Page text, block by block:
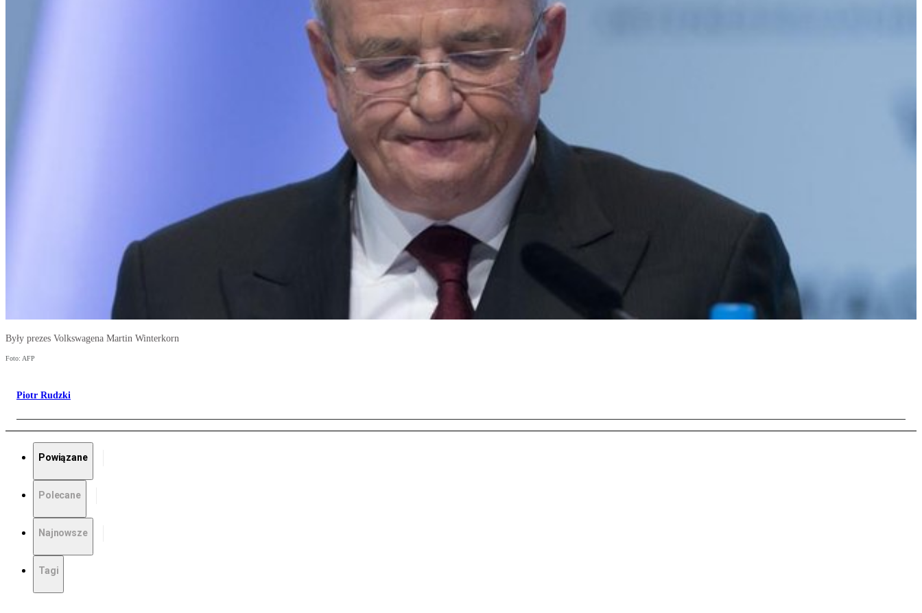
Były prezes Volkswagena Martin Winterkorn
Foto: AFP
Piotr Rudzki
Powiązane
Polecane
Najnowsze
Tagi